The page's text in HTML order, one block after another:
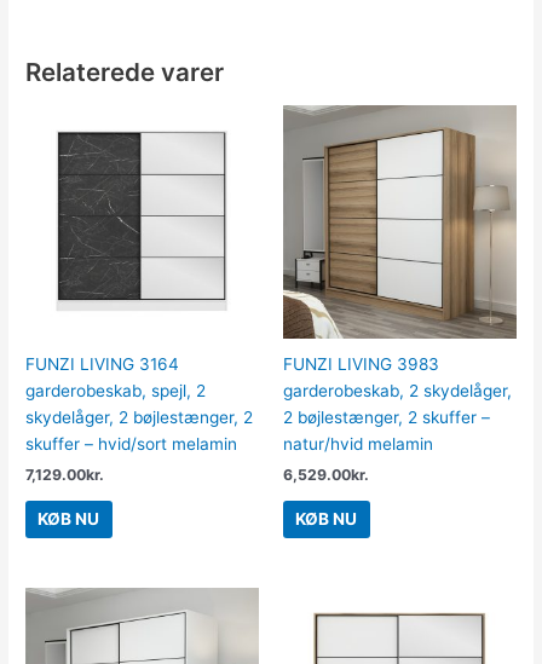
Relaterede varer
FUNZI LIVING 3164
garderobeskab, spejl, 2
skydelåger, 2 bøjlestænger, 2
skuffer – hvid/sort melamin
7,129.00kr.
KØB NU
FUNZI LIVING 3983
garderobeskab, 2 skydelåger,
2 bøjlestænger, 2 skuffer –
natur/hvid melamin
6,529.00kr.
KØB NU